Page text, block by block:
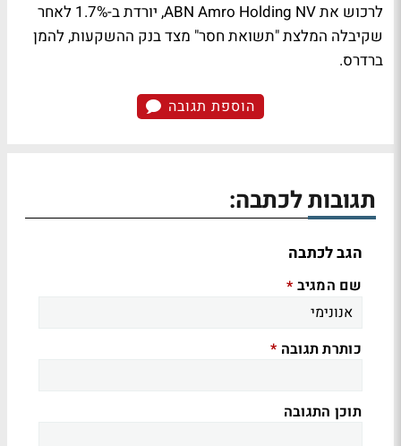
לרכוש את ABN Amro Holding NV, יורדת ב-1.7% לאחר
שקיבלה המלצת "תשואת חסר" מצד בנק ההשקעות, להמן
ברדרס.
הוספת תגובה
תגובות לכתבה:
הגב לכתבה
שם המגיב *
כותרת תגובה *
תוכן התגובה